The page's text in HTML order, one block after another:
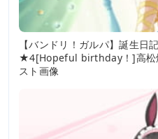
【バンドリ！ガルパ】誕生日
★4[Hopeful birthday！]高松
スト画像